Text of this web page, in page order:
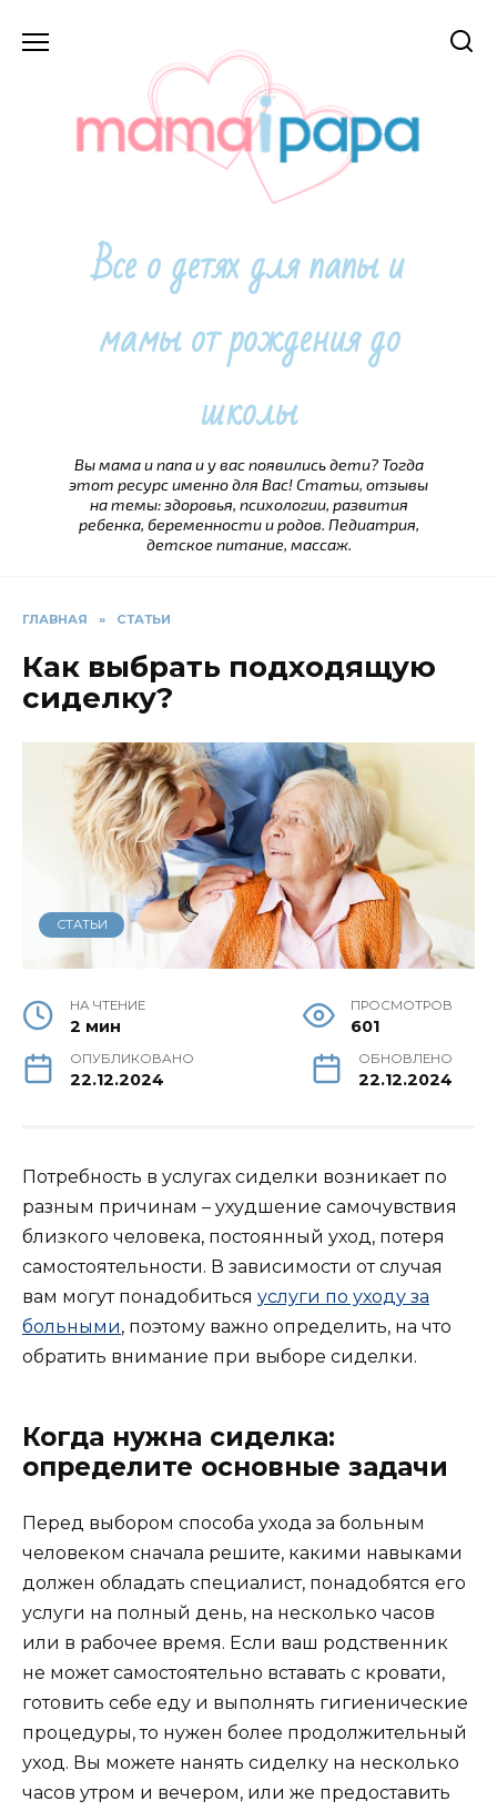
Все о детях для папы и
мамы от рождения до
школы
Вы мама и папа и у вас появились дети? Тогда
этот ресурс именно для Вас! Статьи, отзывы
на темы: здоровья, психологии, развития
ребенка, беременности и родов. Педиатрия,
детское питание, массаж.
ГЛАВНАЯ » СТАТЬИ
Как выбрать подходящую
сиделку?
СТАТЬИ
НА ЧТЕНИЕ
2 мин
ПРОСМОТРОВ
601
ОПУБЛИКОВАНО
22.12.2024
ОБНОВЛЕНО
22.12.2024
Потребность в услугах сиделки возникает по
разным причинам – ухудшение самочувствия
близкого человека, постоянный уход, потеря
самостоятельности. В зависимости от случая
вам могут понадобиться услуги по уходу за
больными, поэтому важно определить, на что
обратить внимание при выборе сиделки.
Когда нужна сиделка:
определите основные задачи
Перед выбором способа ухода за больным
человеком сначала решите, какими навыками
должен обладать специалист, понадобятся его
услуги на полный день, на несколько часов
или в рабочее время. Если ваш родственник
не может самостоятельно вставать с кровати,
готовить себе еду и выполнять гигиенические
процедуры, то нужен более продолжительный
уход. Вы можете нанять сиделку на несколько
часов утром и вечером, или же предоставить